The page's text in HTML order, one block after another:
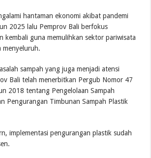
hantaman ekonomi akibat pandemi
2025 lalu Pemprov Bali berfokus
kembali guna memulihkan sektor pariwisata
menyeluruh.
sampah yang juga menjadi atensi
Bali telah menerbitkan Pergub Nomor 47
2018 tentang Pengelolaan Sampah
Pengurangan Timbunan Sampah Plastik
implementasi pengurangan plastik sudah